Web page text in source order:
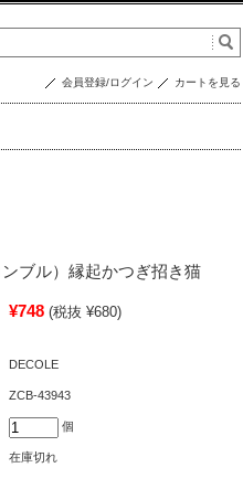
会員登録/ログイン カートを見る
ブル）縁起かつぎ招き猫
¥748 (税抜 ¥680)
DECOLE
ZCB-43943
個
在庫切れ